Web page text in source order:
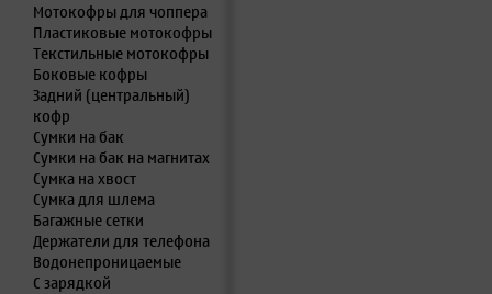
Мотокофры для чоппера
Пластиковые мотокофры
Текстильные мотокофры
Боковые кофры
Задний (центральный)
кофр
Сумки на бак
Сумки на бак на магнитах
Сумка на хвост
Сумка для шлема
Багажные сетки
Держатели для телефона
Водонепроницаемые
С зарядкой